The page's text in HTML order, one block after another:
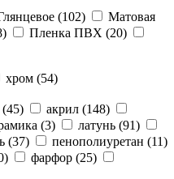
(102)
Матовая
) Пленка ПВХ (20)
хром (54)
45) акрил (148)
(3) латунь (91)
(37) пенополиуретан (11)
) фарфор (25)